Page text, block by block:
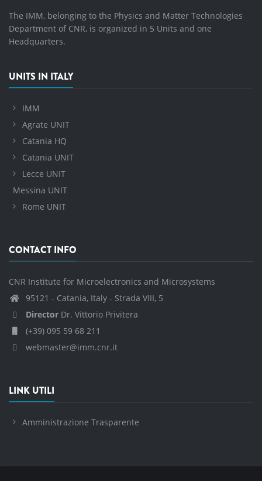
The IMM, belonging to the Physics and Matter Technologies
Department of CNR, is organized in 5 Units and one
Headquarters.
UNITS IN ITALY
IMM
Agrate UNIT
Catania HQ
Catania UNIT
Lecce UNIT
Messina UNIT
Rome UNIT
CONTACT INFO
CNR Institute for Microelectronics and Microsystems
95121 - Catania, Italy - Strada VIII, 5
Director Dr. Vittorio Privitera
(+39) 095 59 68 211
webmaster@imm.cnr.it
LINK UTILI
Amministrazione Trasparente